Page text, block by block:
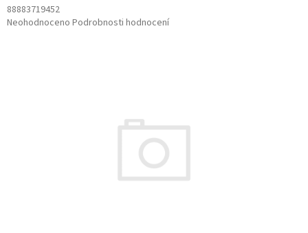
88883719452
Průměrné
Neohodnoceno Podrobnosti hodnocení